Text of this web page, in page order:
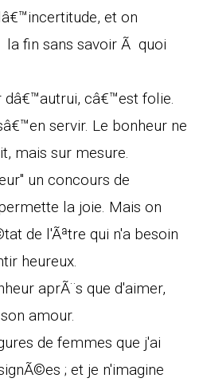
et on
fin sans savoir Ã quoi
dâ€™autrui, câ€™est folie.
servir. Le bonheur ne
mais sur mesure.
un concours de
la joie. Mais on
de l'Ãªtre qui n'a besoin
heureux.
aprÃ¨s que d'aimer,
amour.
de femmes que j'ai
; et je n'imagine